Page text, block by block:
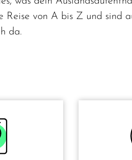
von A bis Z und sind
da.